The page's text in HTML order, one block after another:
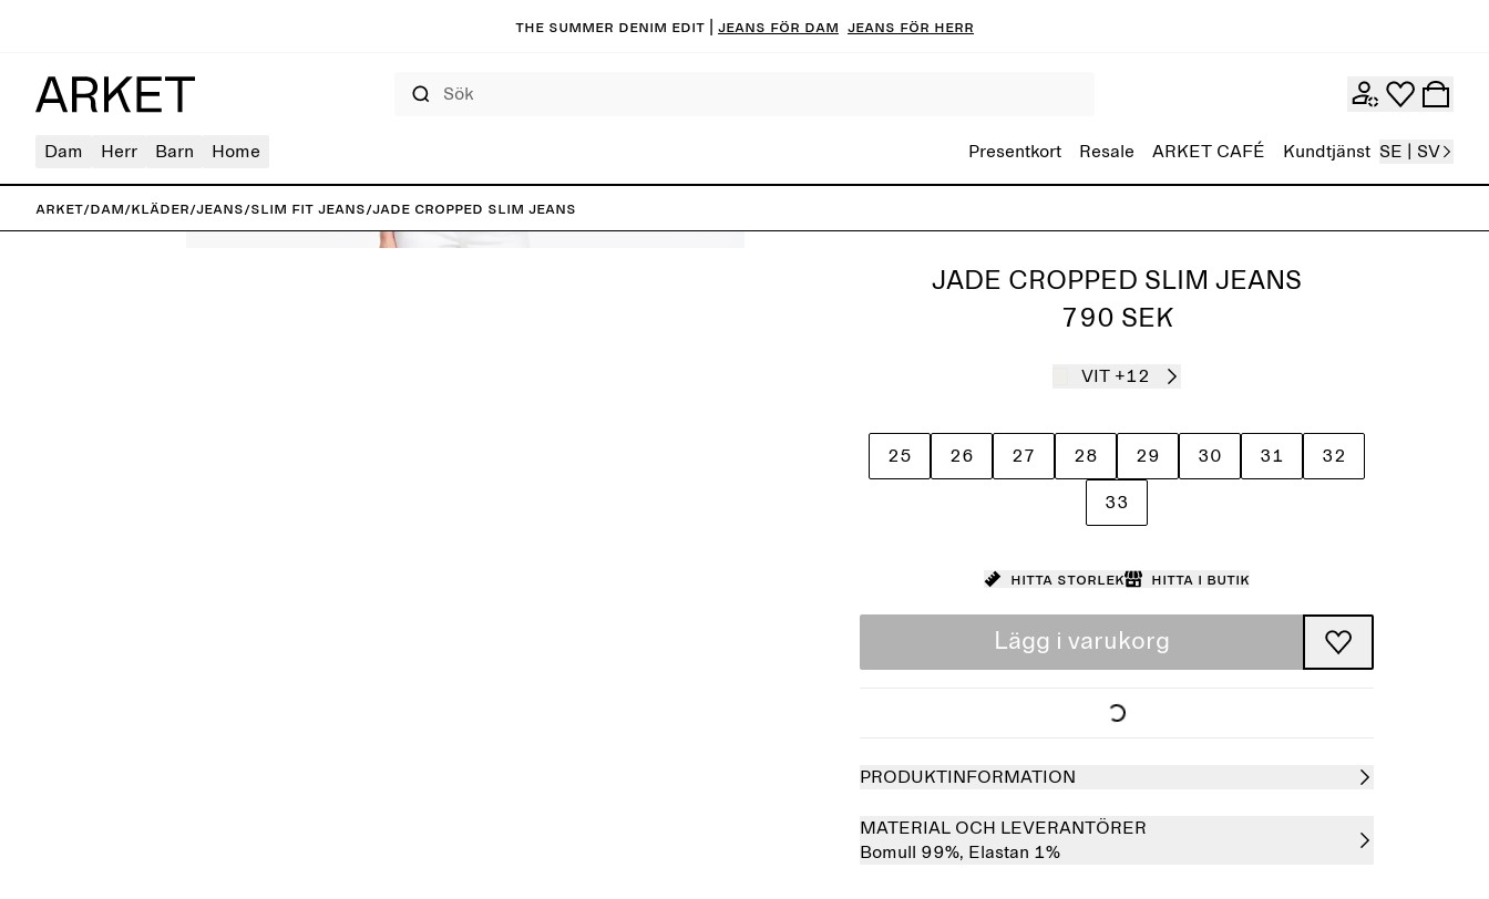
The summer denim edit | Jeans för dam Jeans för herr
Dam Herr Barn Home Presentkort Resale ARKET CAFÉ Kundtjänst SE | SV
ARKET/Dam/Kläder/Jeans/Slim fit jeans/JADE CROPPED slim jeans
JADE CROPPED SLIM JEANS
790 SEK
VIT +12
25 26 27 28 29 30 31 32
33
Hitta storlek Hitta i butik
Lägg i varukorg
PRODUKTINFORMATION
MATERIAL OCH LEVERANTÖRER
Bomull 99%, Elastan 1%